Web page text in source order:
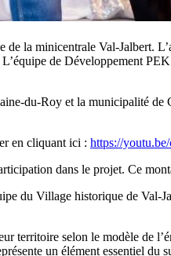
de la minicentrale Val-Jalbert.
de Développement
du-Roy et la municipalité de
en cliquant ici : https://
dans le projet. Ce
du Village historique de Val-
territoire selon le modèle de
un élément essentiel du